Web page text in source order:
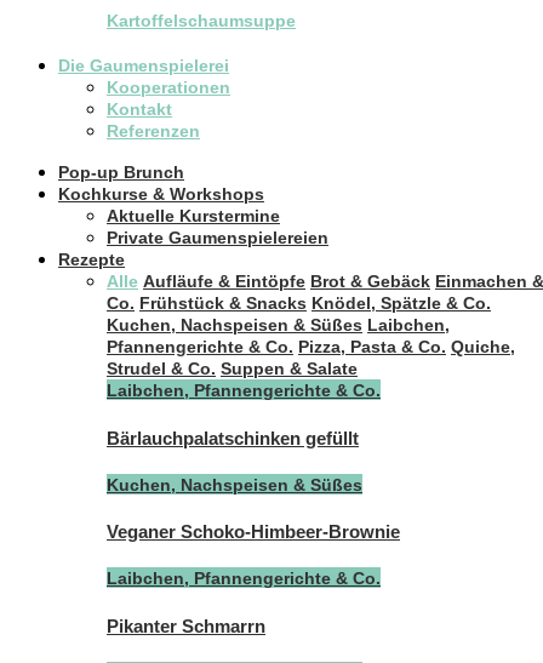
Kartoffelschaumsuppe
Die Gaumenspielerei
Kooperationen
Kontakt
Referenzen
Pop-up Brunch
Kochkurse & Workshops
Aktuelle Kurstermine
Private Gaumenspielereien
Rezepte
Alle Aufläufe & Eintöpfe Brot & Gebäck Einmachen &
Co. Frühstück & Snacks Knödel, Spätzle & Co.
Kuchen, Nachspeisen & Süßes Laibchen,
Pfannengerichte & Co. Pizza, Pasta & Co. Quiche,
Strudel & Co. Suppen & Salate
Laibchen, Pfannengerichte & Co.
Bärlauchpalatschinken gefüllt
Kuchen, Nachspeisen & Süßes
Veganer Schoko-Himbeer-Brownie
Laibchen, Pfannengerichte & Co.
Pikanter Schmarrn